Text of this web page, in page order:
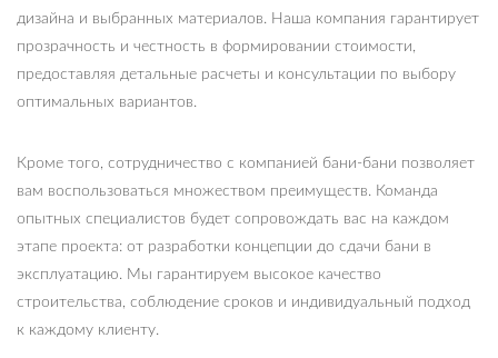
дизайна и выбранных материалов. Наша компания гарантирует
прозрачность и честность в формировании стоимости,
предоставляя детальные расчеты и консультации по выбору
оптимальных вариантов.
Кроме того, сотрудничество с компанией бани-бани позволяет
вам воспользоваться множеством преимуществ. Команда
опытных специалистов будет сопровождать вас на каждом
этапе проекта: от разработки концепции до сдачи бани в
эксплуатацию. Мы гарантируем высокое качество
строительства, соблюдение сроков и индивидуальный подход
к каждому клиенту.